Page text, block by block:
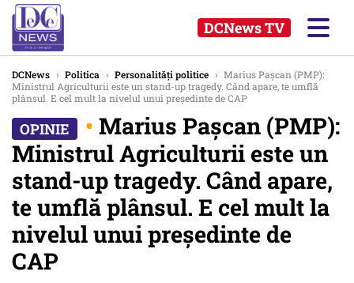
DCNews TV
DCNews › Politica › Personalități politice › Marius Pașcan (PMP):
Ministrul Agriculturii este un stand-up tragedy. Când apare, te umflă
plânsul. E cel mult la nivelul unui președinte de CAP
• Marius Pașcan (PMP):
Ministrul Agriculturii este un
stand-up tragedy. Când apare,
te umflă plânsul. E cel mult la
nivelul unui președinte de
CAP